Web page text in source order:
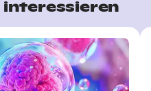
interessieren